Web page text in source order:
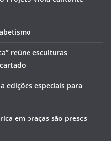
reúne esculturas
edições especiais para
em praças são presos